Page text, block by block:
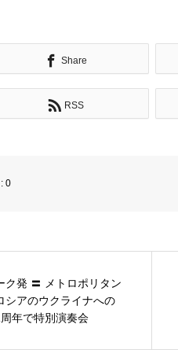
Share
RSS
0
ク発 〓 メトロポリタン
シアのウクライナへの
年で特別演奏会